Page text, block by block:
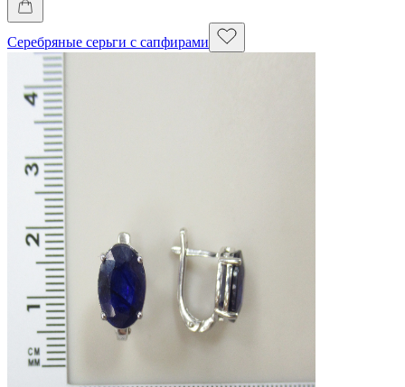
Серебряные серьги с сапфирами